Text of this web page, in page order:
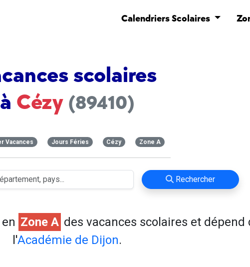
Calendriers Scolaires
scolaires
à Cézy (89410)
Vacances Jours Féries Cézy Zone A
Rechercher
Zone A des vacances scolaires et dépend
l'Académie de Dijon.